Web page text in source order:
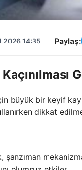
14:35 Paylaş:
büyük bir keyif
dikkat